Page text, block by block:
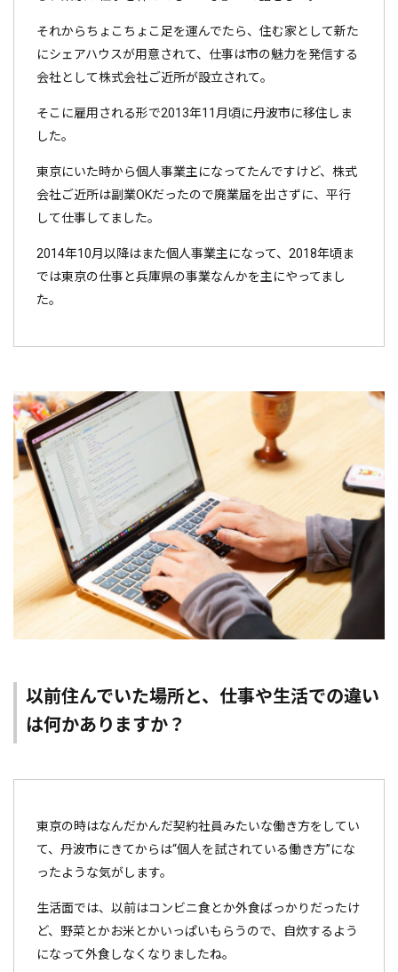
それからちょこちょこ足を運んでたら、住む家として新た
にシェアハウスが用意されて、仕事は市の魅力を発信する
会社として株式会社ご近所が設立されて。
そこに雇用される形で2013年11月頃に丹波市に移住しま
した。
東京にいた時から個人事業主になってたんですけど、株式
会社ご近所は副業OKだったので廃業届を出さずに、平行
して仕事してました。
2014年10月以降はまた個人事業主になって、2018年頃ま
では東京の仕事と兵庫県の事業なんかを主にやってまし
た。
以前住んでいた場所と、仕事や生活での違い
は何かありますか？
東京の時はなんだかんだ契約社員みたいな働き方をしてい
て、丹波市にきてからは“個人を試されている働き方”にな
ったような気がします。
生活面では、以前はコンビニ食とか外食ばっかりだったけ
ど、野菜とかお米とかいっぱいもらうので、自炊するよう
になって外食しなくなりましたね。